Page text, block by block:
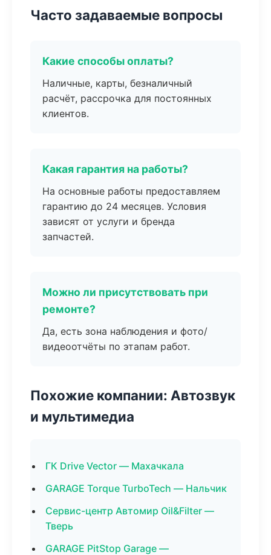
Часто задаваемые вопросы
Какие способы оплаты?
Наличные, карты, безналичный
расчёт, рассрочка для постоянных
клиентов.
Какая гарантия на работы?
На основные работы предоставляем
гарантию до 24 месяцев. Условия
зависят от услуги и бренда
запчастей.
Можно ли присутствовать при
ремонте?
Да, есть зона наблюдения и фото/
видеоотчёты по этапам работ.
Похожие компании: Автозвук
и мультимедиа
ГК Drive Vector — Махачкала
GARAGE Torque TurboTech — Нальчик
Сервис-центр Автомир Oil&Filter —
Тверь
GARAGE PitStop Garage —